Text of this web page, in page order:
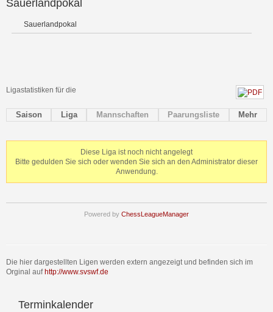
Sauerlandpokal
Sauerlandpokal
Ligastatistiken für die
Saison Liga Mannschaften Paarungsliste Mehr
Diese Liga ist noch nicht angelegt
Bitte gedulden Sie sich oder wenden Sie sich an den Administrator dieser
Anwendung.
Powered by ChessLeagueManager
Die hier dargestellten Ligen werden extern angezeigt und befinden sich im
Orginal aufhttp://www.svswf.de
Terminkalender